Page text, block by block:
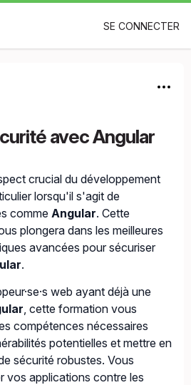
SE CONNECTER
avec Angular
crucial du développement
lorsqu'il s'agit de
comme Angular. Cette
plongera dans les meilleures
avancées pour sécuriser
.
web ayant déjà une
, cette formation vous
compétences nécessaires
potentielles et mettre en
sécurité robustes. Vous
vos applications contre les